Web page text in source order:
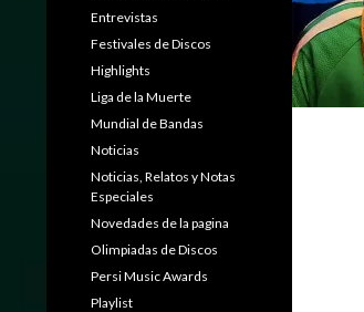
Entrevistas
Festivales de Discos
Highlights
Liga de la Muerte
Mundial de Bandas
Noticias
Noticias, Relatos y Notas
Especiales
Novedades de la pagina
Olimpiadas de Discos
Persi Music Awards
Playlist